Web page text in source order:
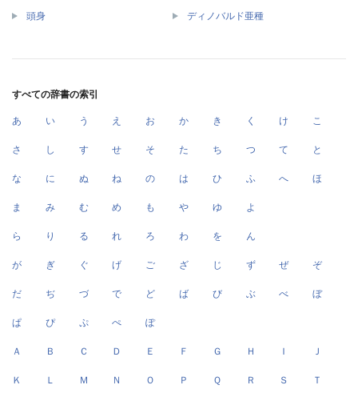
頭身 ディノバルド亜種
すべての辞書の索引
あ い う え お か き く け こ
さ し す せ そ た ち つ て と
な に ぬ ね の は ひ ふ へ ほ
ま み む め も や ゆ よ
ら り る れ ろ わ を ん
が ぎ ぐ げ ご ざ じ ず ぜ ぞ
だ ぢ づ で ど ば び ぶ べ ぼ
ぱ ぴ ぷ ぺ ぽ
Ａ Ｂ Ｃ Ｄ Ｅ Ｆ Ｇ Ｈ Ｉ Ｊ
Ｋ Ｌ Ｍ Ｎ Ｏ Ｐ Ｑ Ｒ Ｓ Ｔ